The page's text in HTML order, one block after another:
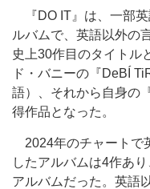
『DO IT』は、一部英
ルバムで、英語以外の
史上30作目のタイトル
ド・バニーの『DeBÍ
語）、それから自身の
得作品となった。
2024年のチャートで
したアルバムは4作あ
アルバムだった。英語